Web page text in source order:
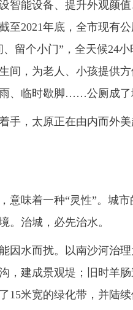
智能设备、提升外观颜
至2021年底，全市现有
、留个小门”，全天候24
间，为老人、小孩提供
、临时歇脚……公厕成了
，太原正在由内而外美
味着一种“灵性”。城市
。治城，必先治水。
水而扰。以南沙河治理
，建成景观堤；旧时羊
15米宽的绿化带，并陆